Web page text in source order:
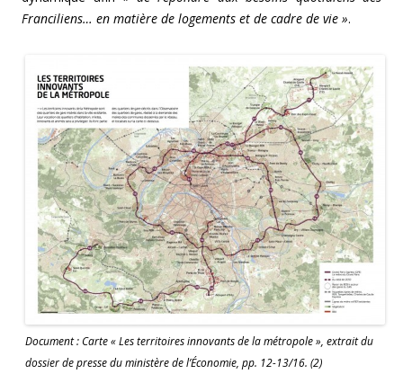
Franciliens… en matière de logements et de cadre de vie ».
Document : Carte « Les territoires innovants de la métropole », extrait du
dossier de presse du ministère de l’Économie, pp. 12-13/16. (2)